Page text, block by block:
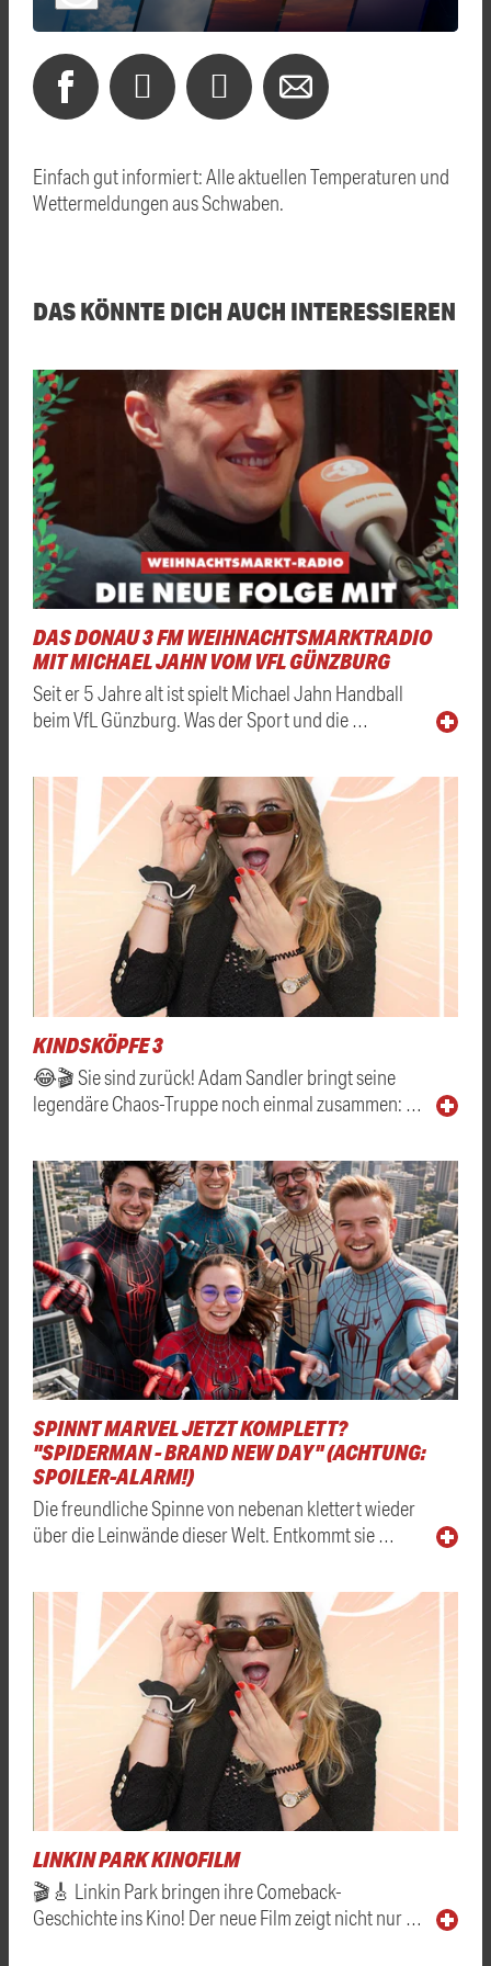
Einfach gut informiert: Alle aktuellen Temperaturen und
Wettermeldungen aus Schwaben.
DAS KÖNNTE DICH AUCH INTERESSIEREN
DAS DONAU 3 FM WEIHNACHTSMARKTRADIO
MIT MICHAEL JAHN VOM VFL GÜNZBURG
Seit er 5 Jahre alt ist spielt Michael Jahn Handball
beim VfL Günzburg. Was der Sport und die …
KINDSKÖPFE 3
😂🎬 Sie sind zurück! Adam Sandler bringt seine
legendäre Chaos-Truppe noch einmal zusammen: …
SPINNT MARVEL JETZT KOMPLETT?
"SPIDERMAN - BRAND NEW DAY" (ACHTUNG:
SPOILER-ALARM!)
Die freundliche Spinne von nebenan klettert wieder
über die Leinwände dieser Welt. Entkommt sie …
LINKIN PARK KINOFILM
🎬🎸 Linkin Park bringen ihre Comeback-
Geschichte ins Kino! Der neue Film zeigt nicht nur …